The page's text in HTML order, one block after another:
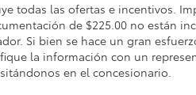
todas las ofertas e incentivos.
de $225.00 no están
Si bien se hace un gran
la información con un
en el concesionario.